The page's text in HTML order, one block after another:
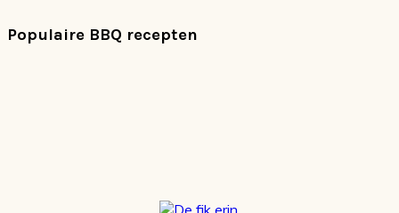
Populaire BBQ recepten